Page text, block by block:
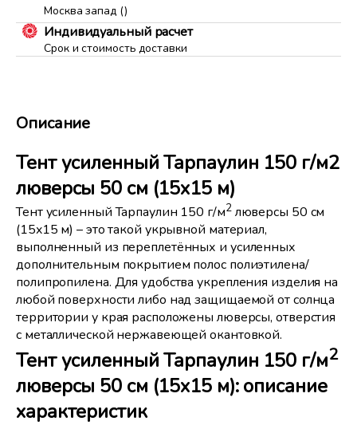
Москва запад ()
Индивидуальный расчет
Срок и стоимость доставки
Описание
Тент усиленный Тарпаулин 150 г/м2
люверсы 50 см (15x15 м)
Тент усиленный Тарпаулин 150 г/м2люверсы 50 см
(15x15 м) – это такой укрывной материал,
выполненный из переплетённых и усиленных
дополнительным покрытием полос полиэтилена/
полипропилена. Для удобства укрепления изделия на
любой поверхности либо над защищаемой от солнца
территории у края расположены люверсы, отверстия
с металлической нержавеющей окантовкой.
Тент усиленный Тарпаулин 150 г/м2
люверсы 50 см (15x15 м): описание
характеристик